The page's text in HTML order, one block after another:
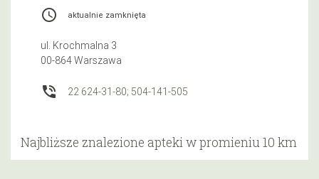
access_time aktualnie zamknięta
ul. Krochmalna 3
00-864 Warszawa
phone_in_talk 22 624-31-80; 504-141-505
Najbliższe znalezione apteki w promieniu 10 km